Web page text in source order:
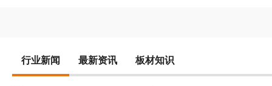
行业新闻 最新资讯 板材知识